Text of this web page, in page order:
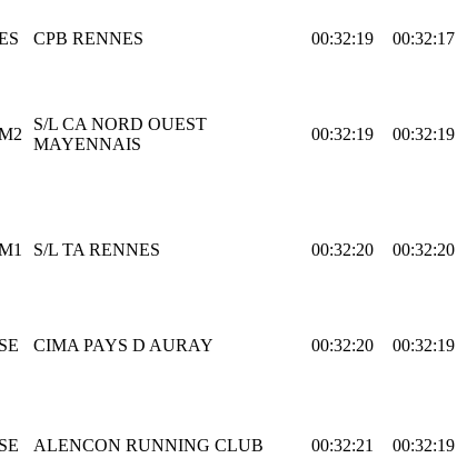
CPB RENNES 00:32:19 00:32:17
S/L CA NORD OUEST
MAYENNAIS
00:32:19 00:32:19
S/L TA RENNES 00:32:20 00:32:20
SE CIMA PAYS D AURAY 00:32:20 00:32:19
SE ALENCON RUNNING CLUB 00:32:21 00:32:19